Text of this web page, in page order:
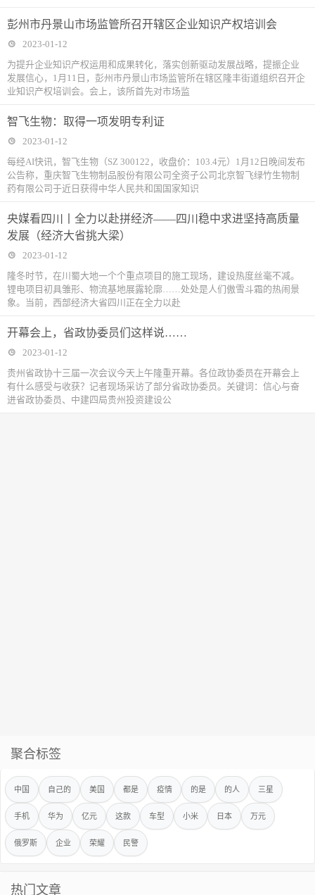
彭州市丹景山市场监管所召开辖区企业知识产权培训会
2023-01-12
为提升企业知识产权运用和成果转化，落实创新驱动发展战略，提振企业
发展信心，1月11日，彭州市丹景山市场监管所在辖区隆丰街道组织召开企
业知识产权培训会。会上，该所首先对市场监
智飞生物：取得一项发明专利证
2023-01-12
每经AI快讯，智飞生物（SZ 300122，收盘价：103.4元）1月12日晚间发布
公告称，重庆智飞生物制品股份有限公司全资子公司北京智飞绿竹生物制
药有限公司于近日获得中华人民共和国国家知识
央媒看四川丨全力以赴拼经济——四川稳中求进坚持高质量
发展（经济大省挑大梁）
2023-01-12
隆冬时节，在川蜀大地一个个重点项目的施工现场，建设热度丝毫不减。
锂电项目初具雏形、物流基地展露轮廓……处处是人们傲雪斗霜的热闹景
象。当前，西部经济大省四川正在全力以赴
开幕会上，省政协委员们这样说……
2023-01-12
贵州省政协十三届一次会议今天上午隆重开幕。各位政协委员在开幕会上
有什么感受与收获？记者现场采访了部分省政协委员。关键词：信心与奋
进省政协委员、中建四局贵州投资建设公
聚合标签
中国 自己的 美国 都是 疫情 的是 的人 三星
手机 华为 亿元 这款 车型 小米 日本 万元
俄罗斯 企业 荣耀 民警
热门文章